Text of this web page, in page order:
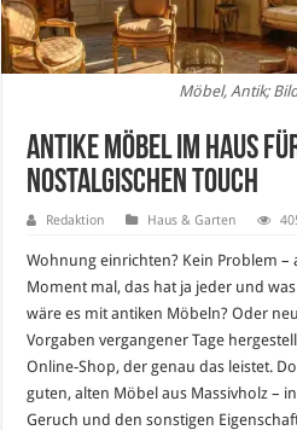
Möbel, Antik;
Antike Möbel im Haus
nostalgischen Touch
Redaktion Haus & Garten
Wohnung einrichten? Kein Problem –
Moment mal, das hat ja jeder und
wäre es mit antiken Möbeln? Oder
Vorgaben vergangener Tage
Online-Shop, der genau das leistet.
guten, alten Möbel aus Massivholz –
Geruch und den sonstigen